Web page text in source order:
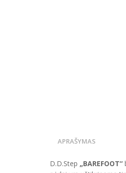
APRAŠYMAS
D.D.Step „BAREFOOT“